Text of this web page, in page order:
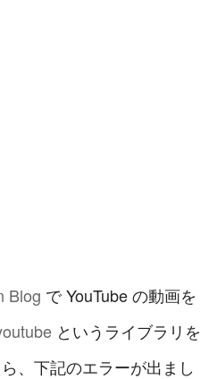
Blog で YouTube の動画を
というライブラリを
、下記のエラーが出まし